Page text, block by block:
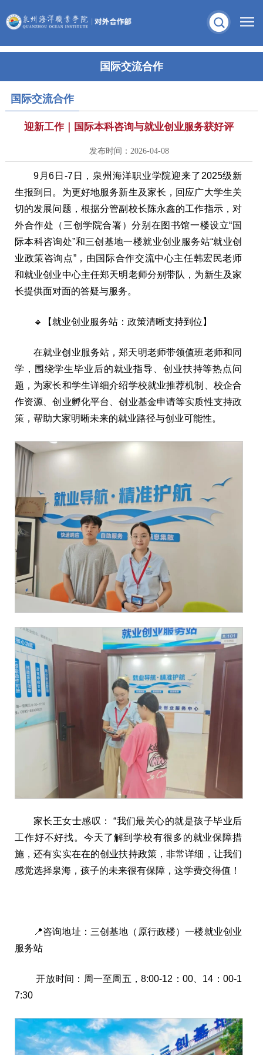
国际交流合作
国际交流合作
迎新工作｜国际本科咨询与就业创业服务获好评
发布时间：2026-04-08
9月6日-7日，泉州海洋职业学院迎来了2025级新
生报到日。为更好地服务新生及家长，回应广大学生关
切的发展问题，根据分管副校长陈永鑫的工作指示，对
外合作处（三创学院合署）分别在图书馆一楼设立“国
际本科咨询处”和三创基地一楼就业创业服务站“就业创
业政策咨询点”，由国际合作交流中心主任韩宏民老师
和就业创业中心主任郑天明老师分别带队，为新生及家
长提供面对面的答疑与服务。
🔹【就业创业服务站：政策清晰支持到位】
在就业创业服务站，郑天明老师带领值班老师和同
学，围绕学生毕业后的就业指导、创业扶持等热点问
题，为家长和学生详细介绍学校就业推荐机制、校企合
作资源、创业孵化平台、创业基金申请等实质性支持政
策，帮助大家明晰未来的就业路径与创业可能性。
家长王女士感叹： “我们最关心的就是孩子毕业后
工作好不好找。今天了解到学校有很多的就业保障措
施，还有实实在在的创业扶持政策，非常详细，让我们
感觉选择泉海，孩子的未来很有保障，这学费交得值！
📍咨询地址：三创基地（原行政楼）一楼就业创业
服务站
开放时间：周一至周五，8:00-12：00、14：00-1
7:30